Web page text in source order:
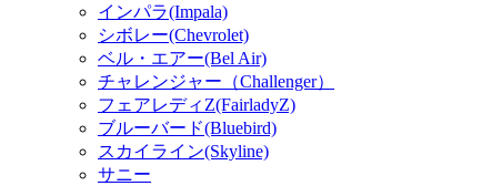
インパラ(Impala)
シボレー(Chevrolet)
ベル・エアー(Bel Air)
チャレンジャー（Challenger）
フェアレディZ(FairladyZ)
ブルーバード(Bluebird)
スカイライン(Skyline)
サニー